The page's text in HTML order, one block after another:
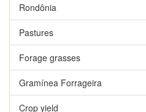
Rondônia
Pastures
Forage grasses
Gramínea Forrageira
Crop yield